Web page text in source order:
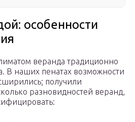
особенности
веранда традиционно
В наших пенатах возможности
получили
разновидностей веранд,